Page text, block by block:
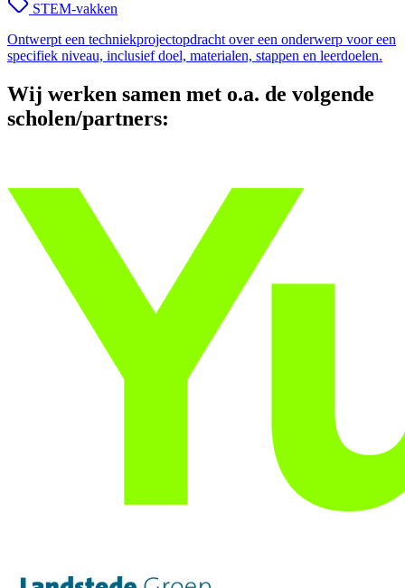
STEM-vakken
Ontwerpt een techniekprojectopdracht over een onderwerp voor een
specifiek niveau, inclusief doel, materialen, stappen en leerdoelen.
Wij werken samen met o.a. de volgende
scholen/partners: